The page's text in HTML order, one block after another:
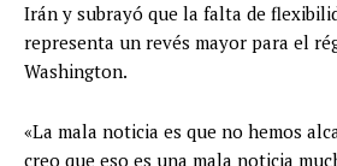
Irán y subrayó que la falta de
representa un revés mayor para el
Washington.
«La mala noticia es que no hemos
creo que eso es una mala noticia